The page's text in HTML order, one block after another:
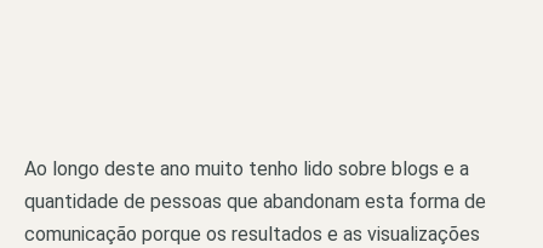
Ao longo deste ano muito tenho lido sobre blogs e a
quantidade de pessoas que abandonam esta forma de
comunicação porque os resultados e as visualizações